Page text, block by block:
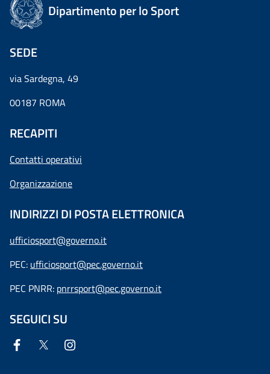
Dipartimento per lo Sport
SEDE
via Sardegna, 49
00187 ROMA
RECAPITI
Contatti operativi
Organizzazione
INDIRIZZI DI POSTA ELETTRONICA
ufficiosport@governo.it
PEC: ufficiosport@pec.governo.it
PEC PNRR: pnrrsport@pec.governo.it
SEGUICI SU